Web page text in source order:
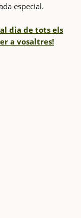
especial.
dia de tots els
a vosaltres!